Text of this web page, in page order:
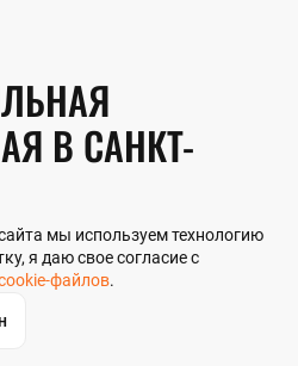
В САНКТ-
металлопроката с
в Санкт-Петербурге. В
и 70 наименований
и нержавеющий прокат
трубу профильную
и в розницу прямо со склада из
мы используем технологию
я даю свое согласие с
файлов.